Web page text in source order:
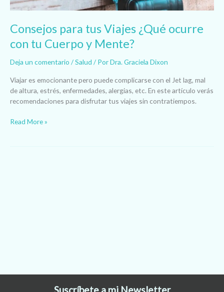
Consejos para tus Viajes ¿Qué ocurre
con tu Cuerpo y Mente?
Deja un comentario /Salud / PorDra. Graciela Dixon
Viajar es emocionante pero puede complicarse con el Jet lag, mal
de altura, estrés, enfermedades, alergias, etc. En este artículo verás
recomendaciones para disfrutar tus viajes sin contratiempos.
Mente?
Read More »
Suscríbete a mi Newsletter